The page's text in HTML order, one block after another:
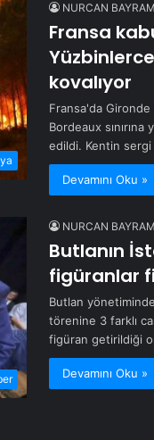
NURCAN BAYRAM
Fransa
kovalıyor
Fransa'da
Bordeaux
edildi. Kentin sergi
Devamını Oku »
NURCAN BAYRAM
Butlanın
figüranlar
Butlan
törenine 3 farklı
figüran getirildiği
Devamını Oku »